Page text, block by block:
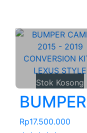
Stok Kosong
Rp17.500.000